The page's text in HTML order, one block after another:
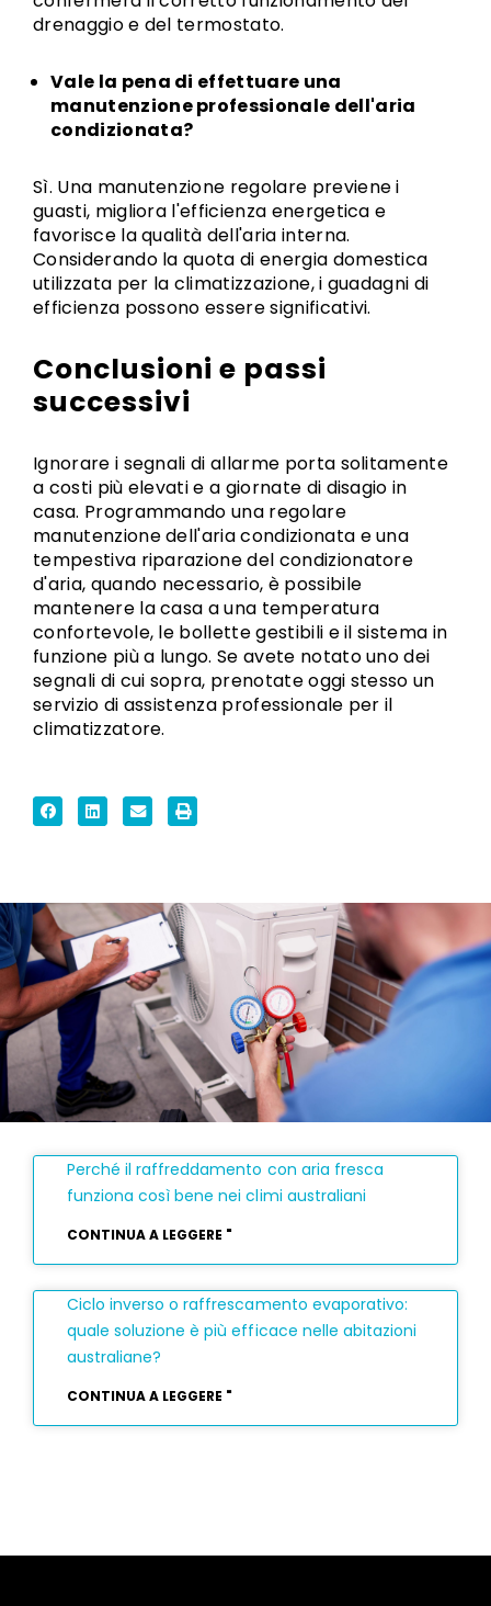
drenaggio e del termostato.
Vale la pena di effettuare una
manutenzione professionale dell'aria
condizionata?
Sì. Una manutenzione regolare previene i
guasti, migliora l'efficienza energetica e
favorisce la qualità dell'aria interna.
Considerando la quota di energia domestica
utilizzata per la climatizzazione, i guadagni di
efficienza possono essere significativi.
Conclusioni e passi
successivi
Ignorare i segnali di allarme porta solitamente
a costi più elevati e a giornate di disagio in
casa. Programmando una regolare
manutenzione dell'aria condizionata e una
tempestiva riparazione del condizionatore
d'aria, quando necessario, è possibile
mantenere la casa a una temperatura
confortevole, le bollette gestibili e il sistema in
funzione più a lungo. Se avete notato uno dei
segnali di cui sopra, prenotate oggi stesso un
servizio di assistenza professionale per il
climatizzatore.
Perché il raffreddamento con aria fresca
funziona così bene nei climi australiani
CONTINUA A LEGGERE "
Ciclo inverso o raffrescamento evaporativo:
quale soluzione è più efficace nelle abitazioni
australiane?
CONTINUA A LEGGERE "